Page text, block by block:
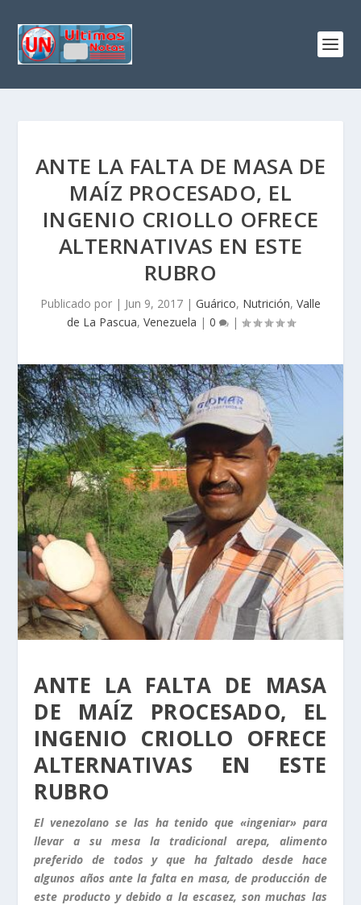
ANTE LA FALTA DE MASA DE
MAÍZ PROCESADO, EL
INGENIO CRIOLLO OFRECE
ALTERNATIVAS EN ESTE
RUBRO
Publicado por | Jun 9, 2017 | Guárico, Nutrición, Valle
de La Pascua, Venezuela | 0 |
ANTE LA FALTA DE MASA
DE MAÍZ PROCESADO, EL
INGENIO CRIOLLO OFRECE
ALTERNATIVAS EN ESTE
RUBRO
El venezolano se las ha tenido que «ingeniar» para
llevar a su mesa la tradicional arepa, alimento
preferido de todos y que ha faltado desde hace
algunos años ante la falta en masa, de producción de
este producto y debido a la escasez, son muchas las